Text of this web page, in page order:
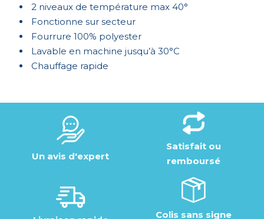
2 niveaux de température max 40°
Fonctionne sur secteur
Fourrure 100% polyester
Lavable en machine jusqu’à 30°C
Chauffage rapide
Un avis d'expert
Satisfait ou
remboursé
Colis sans signe